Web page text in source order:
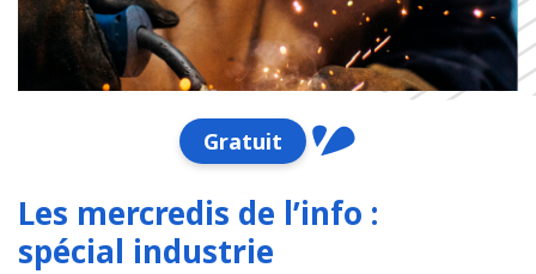
Gratuit
Les mercredis de l’info :
spécial industrie